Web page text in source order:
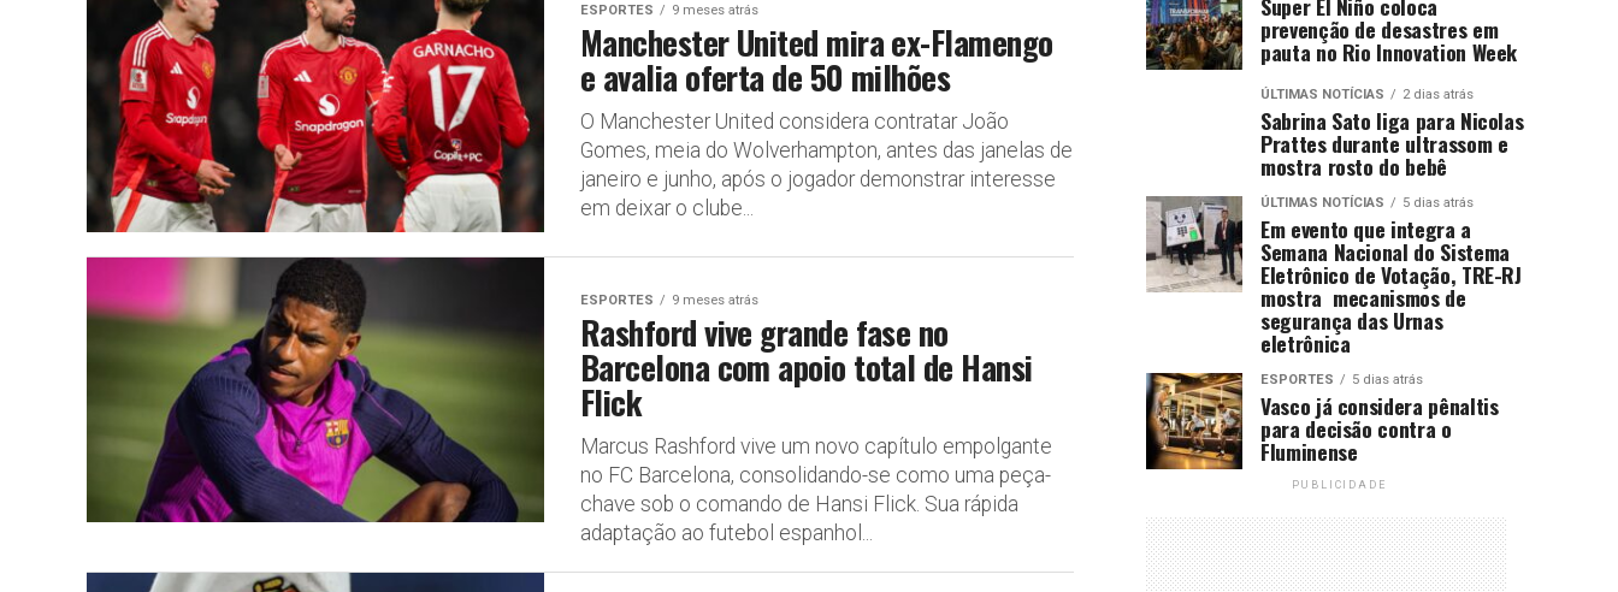
ESPORTES 9 meses atrás
Manchester United mira ex-Flamengo
e avalia oferta de 50 milhões
O Manchester United considera contratar João
Gomes, meia do Wolverhampton, antes das janelas de
janeiro e junho, após o jogador demonstrar interesse
em deixar o clube...
ESPORTES 9 meses atrás
Rashford vive grande fase no
Barcelona com apoio total de Hansi
Flick
Marcus Rashford vive um novo capítulo empolgante
no FC Barcelona, consolidando-se como uma peça-
chave sob o comando de Hansi Flick. Sua rápida
adaptação ao futebol espanhol...
prevenção de desastres em
pauta no Rio Innovation Week
ÚLTIMAS NOTÍCIAS 2 dias atrás
Sabrina Sato liga para Nicolas
Prattes durante ultrassom e
mostra rosto do bebê
ÚLTIMAS NOTÍCIAS 5 dias atrás
Em evento que integra a
Semana Nacional do Sistema
Eletrônico de Votação, TRE-RJ
mostra mecanismos de
segurança das Urnas
eletrônica
ESPORTES 5 dias atrás
Vasco já considera pênaltis
para decisão contra o
Fluminense
PUBLICIDADE